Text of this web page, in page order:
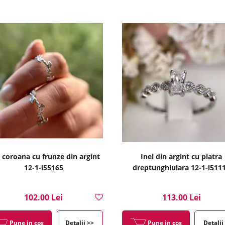
coroana cu frunze din argint
12-1-i55165
102.00 Lei
Pune in cos Detalii >>
Inel din argint cu piatra
dreptunghiulara 12-1-
113.00 Lei
Pune in cos Detalii